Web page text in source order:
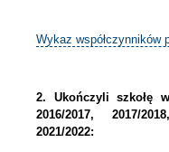
Wykaz współczynników
2. Ukończyli szkołę
2016/2017, 2017/
2021/2022: